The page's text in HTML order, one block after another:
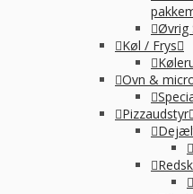
Øvrig
Køl / Frys
Ovn &
Pizzaudstyr